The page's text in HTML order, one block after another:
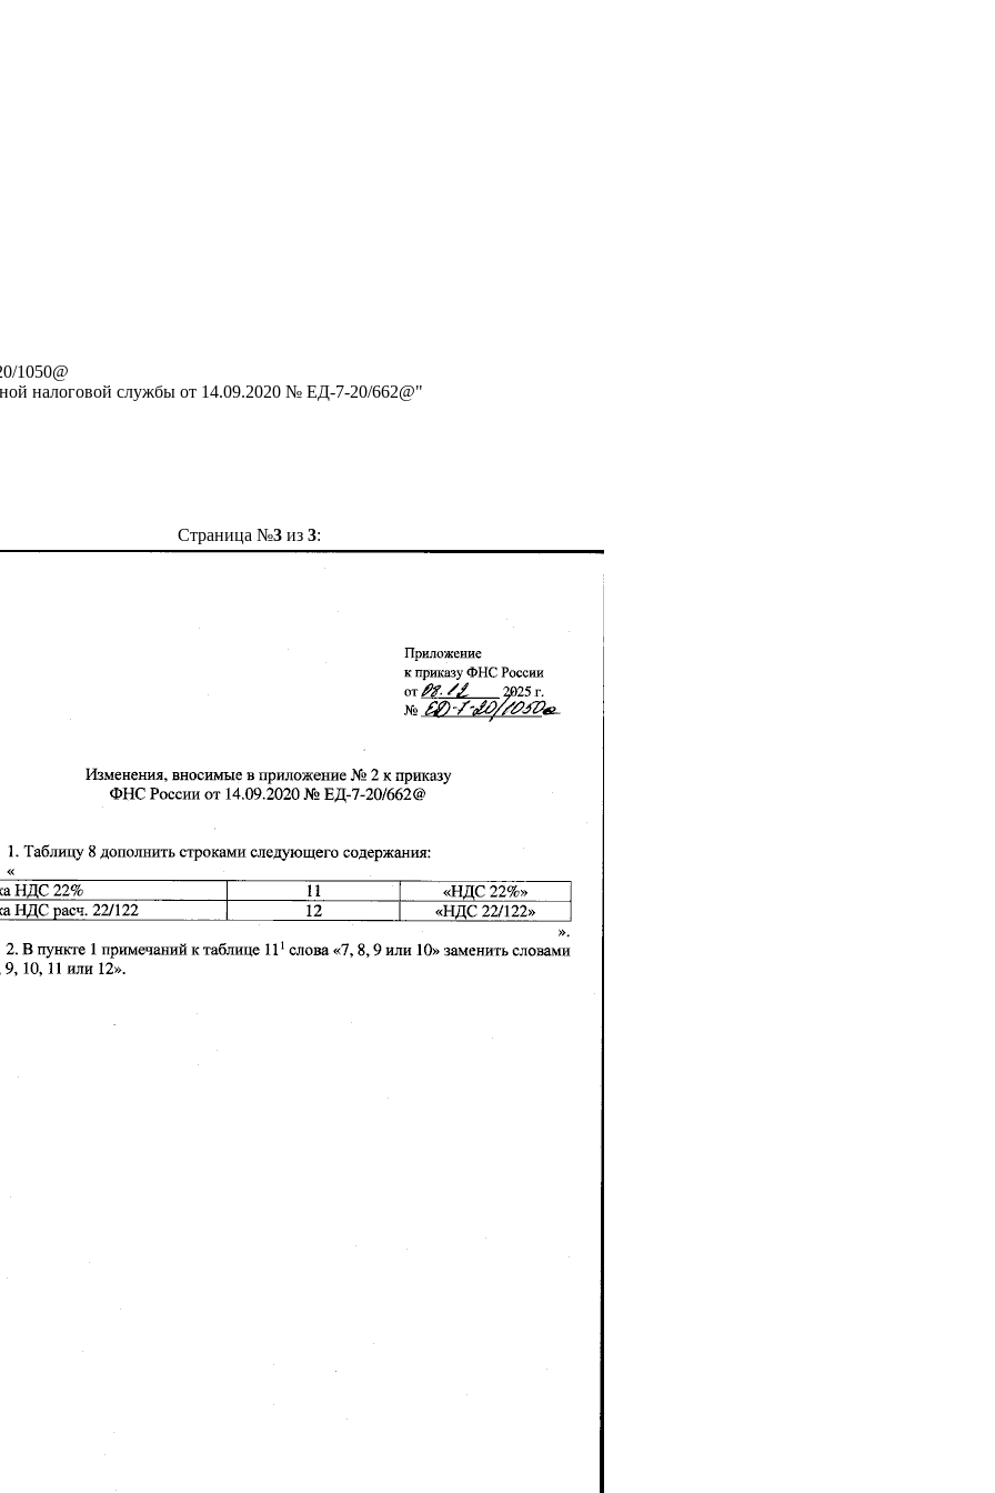
1050@
налоговой службы от 14.09.2020 № ЕД-7-20/662@"
Страница №3из 3: